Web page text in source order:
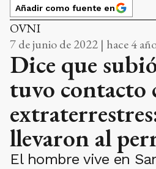
Añadir como fuente en
OVNI
7 de junio de 2022 | hace 4
Dice que
tuvo contacto
llevaron al
El hombre vive en